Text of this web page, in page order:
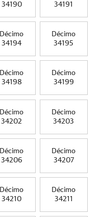
34190
34191
Décimo
34194
Décimo
34195
Décimo
34198
Décimo
34199
Décimo
34202
Décimo
34203
Décimo
34206
Décimo
34207
Décimo
34210
Décimo
34211